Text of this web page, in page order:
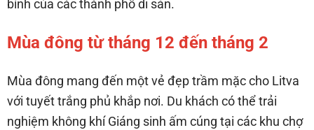
bình của các thành phố di sản.
Mùa đông từ tháng 12 đến tháng 2
Mùa đông mang đến một vẻ đẹp trầm mặc cho Litva
với tuyết trắng phủ khắp nơi. Du khách có thể trải
nghiệm không khí Giáng sinh ấm cúng tại các khu chợ